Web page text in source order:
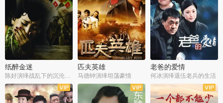
纸醉金迷 匹夫英雄
马德钟演绎坦荡豪情
老爸的爱情
何冰演绎退伍老兵的生活
全40集
全33集 全36集